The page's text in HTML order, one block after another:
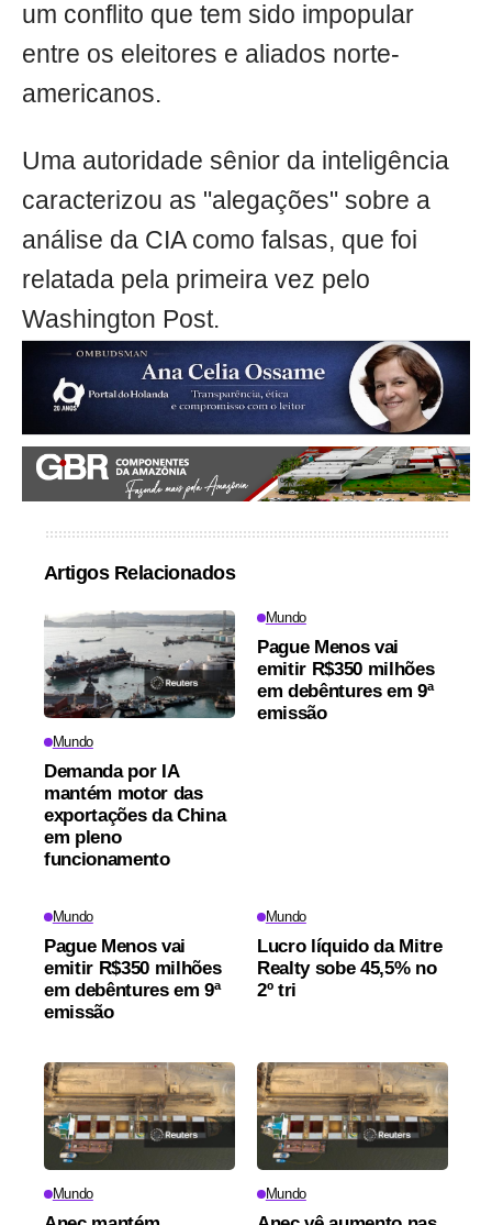
um conflito que tem sido impopular
entre os eleitores e aliados norte-
americanos.
Uma autoridade sênior da inteligência
caracterizou as "alegações" sobre a
análise da CIA como falsas, que foi
relatada pela primeira vez pelo
Washington Post.
Artigos Relacionados
Mundo
Demanda por IA
mantém motor das
exportações da China
em pleno
funcionamento
Mundo
Pague Menos vai
emitir R$350 milhões
em debêntures em 9ª
emissão
Mundo
Pague Menos vai
emitir R$350 milhões
em debêntures em 9ª
emissão
Mundo
Lucro líquido da Mitre
Realty sobe 45,5% no
2º tri
Mundo Mundo